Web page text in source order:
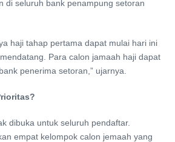
di seluruh bank penampung setoran
haji tahap pertama dapat mulai hari ini
Para calon jamaah haji dapat
penerima setoran,” ujarnya.
dibuka untuk seluruh pendaftar.
empat kelompok calon jemaah yang